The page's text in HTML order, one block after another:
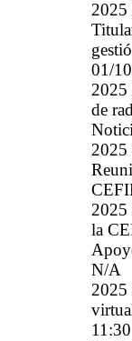
2025
01/
2025
de
2025
2025
la
N/A
2025